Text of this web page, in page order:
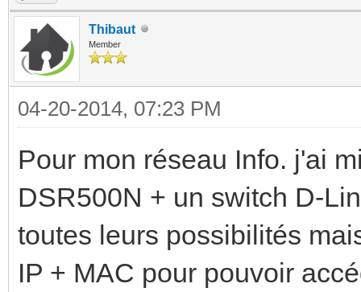
Thibaut
Member
04-20-2014, 07:23 PM
Pour mon réseau Info. j'ai
DSR500N + un switch D-
toutes leurs possibilités
IP + MAC pour pouvoir